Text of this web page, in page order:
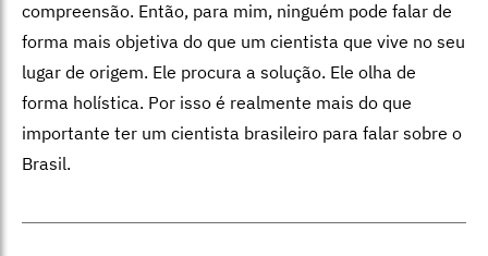
compreensão. Então, para mim, ninguém pode falar de
forma mais objetiva do que um cientista que vive no seu
lugar de origem. Ele procura a solução. Ele olha de
forma holística. Por isso é realmente mais do que
importante ter um cientista brasileiro para falar sobre o
Brasil.